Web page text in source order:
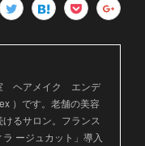
ヘアメイク エンデ
）です。老舗の美容
るサロン。フランス
ージュカット」導入